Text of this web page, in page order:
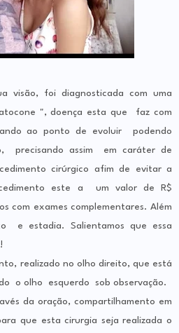
visão, foi diagnosticada com uma
", doença esta que faz com
ao ponto de evoluir podendo
precisando assim em caráter de
cirúrgico afim de evitar a
este a um valor de R$
com exames complementares. Além
e estadia. Salientamos que essa
realizado no olho direito, que está
o olho esquerdo sob observação.
da oração, compartilhamento em
que esta cirurgia seja realizada o